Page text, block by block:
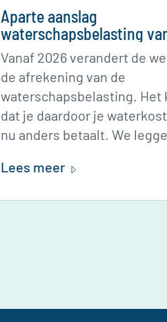
Aparte aanslag
waterschapsbelasting
Vanaf 2026 verandert de
de afrekening van de
waterschapsbelasting. Het
dat je daardoor je
nu anders betaalt. We
geldt alleen voor bewoners
Lees meer